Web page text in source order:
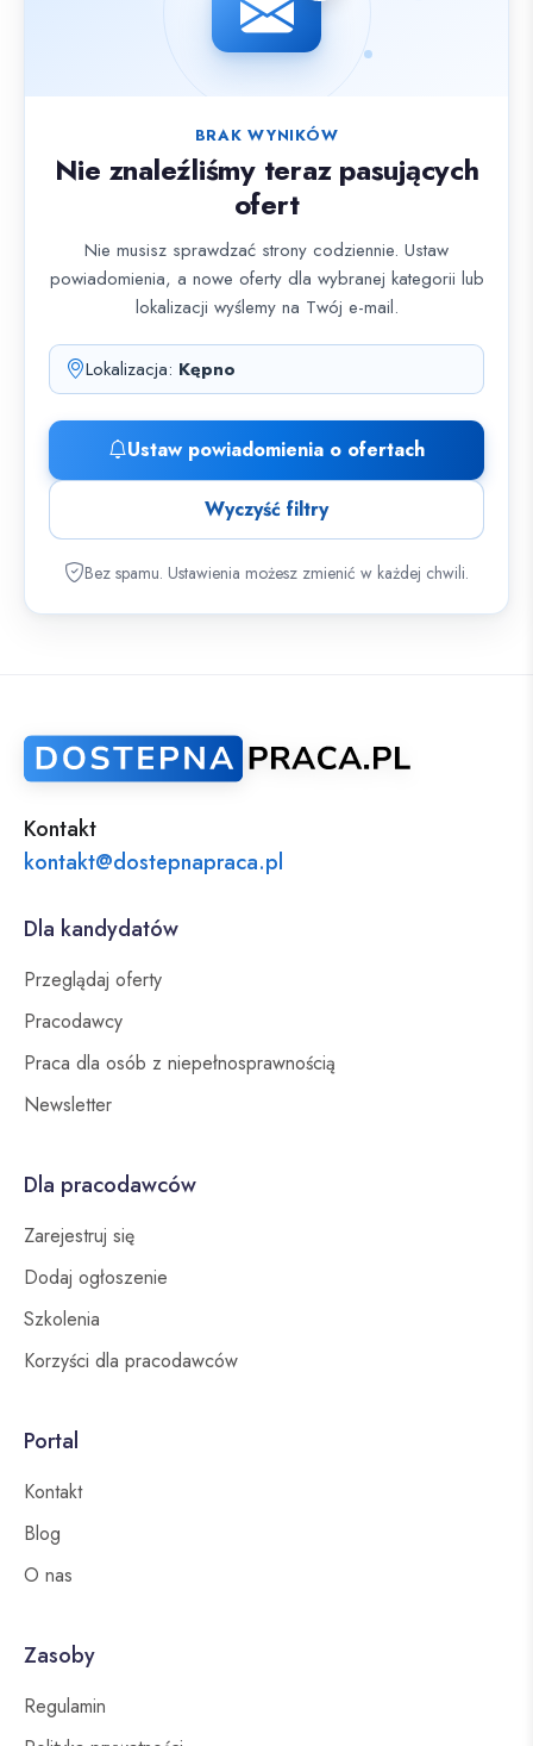
BRAK WYNIKÓW
Nie znaleźliśmy teraz pasujących
ofert
Nie musisz sprawdzać strony codziennie. Ustaw
powiadomienia, a nowe oferty dla wybranej kategorii lub
lokalizacji wyślemy na Twój e-mail.
Lokalizacja: Kępno
Ustaw powiadomienia o ofertach
Wyczyść filtry
Bez spamu. Ustawienia możesz zmienić w każdej chwili.
Kontakt
kontakt@dostepnapraca.pl
Dla kandydatów
Przeglądaj oferty
Pracodawcy
Praca dla osób z niepełnosprawnością
Newsletter
Dla pracodawców
Zarejestruj się
Dodaj ogłoszenie
Szkolenia
Korzyści dla pracodawców
Portal
Kontakt
Blog
O nas
Zasoby
Regulamin